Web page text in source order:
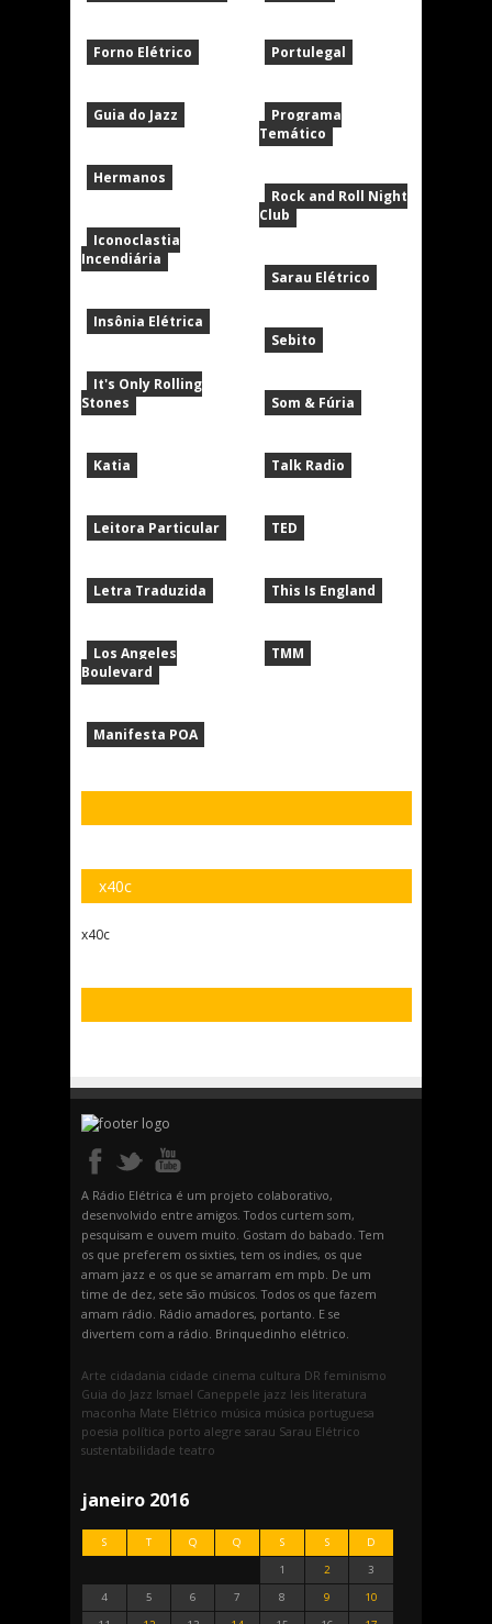
Forno Elétrico
Guia do Jazz
Hermanos
Iconoclastia
Incendiária
Insônia Elétrica
It's Only Rolling
Stones
Katia
Leitora Particular
Letra Traduzida
Los Angeles
Boulevard
Manifesta POA
Portulegal
Programa
Temático
Rock and Roll Night
Club
Sarau Elétrico
Sebito
Som & Fúria
Talk Radio
TED
This Is England
TMM
x40c
x40c
A Rádio Elétrica é um projeto colaborativo,
desenvolvido entre amigos. Todos curtem som,
pesquisam e ouvem muito. Gostam do babado. Tem
os que preferem os sixties, tem os indies, os que
amam jazz e os que se amarram em mpb. De um
time de dez, sete são músicos. Todos os que fazem
amam rádio. Rádio amadores, portanto. E se
divertem com a rádio. Brinquedinho elétrico.
Arte cidadania cidade cinema cultura DR feminismo
Guia do Jazz Ismael Caneppele jazz leis literatura
maconha Mate Elétrico música música portuguesa
poesia política porto alegre sarau Sarau Elétrico
sustentabilidade teatro
janeiro 2016
S T Q Q S S
D
1
2
3
4
5 6 7 8 9
10